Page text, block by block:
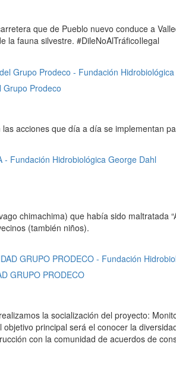
que de Pueblo nuevo conduce a
la fauna silvestre. #DileNoAlTráficoIlegal
Grupo Prodeco
acciones que día a día se implementan
chimachima) que había sido maltratada
(también niños).
GRUPO PRODECO
la socialización del proyecto:
principal será el conocer la
con la comunidad de acuerdos de